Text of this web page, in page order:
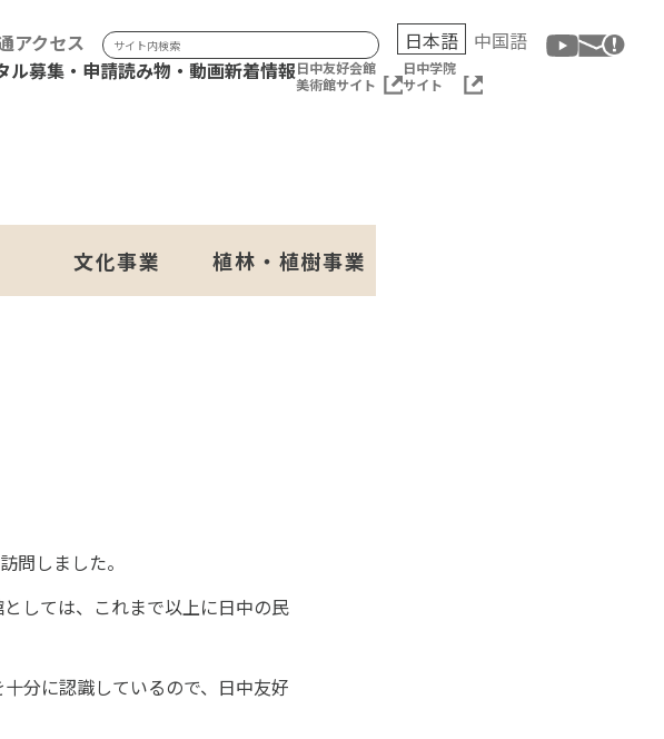
アクセス 検索: 日本語
中国語
ル募集・申請読み物・動画新着情報日中友好会館
美術館サイト
日中学院
サイト
文化事業 植林・植樹事業
問しました。
しては、これまで以上に日中の民
分に認識しているので、日中友好